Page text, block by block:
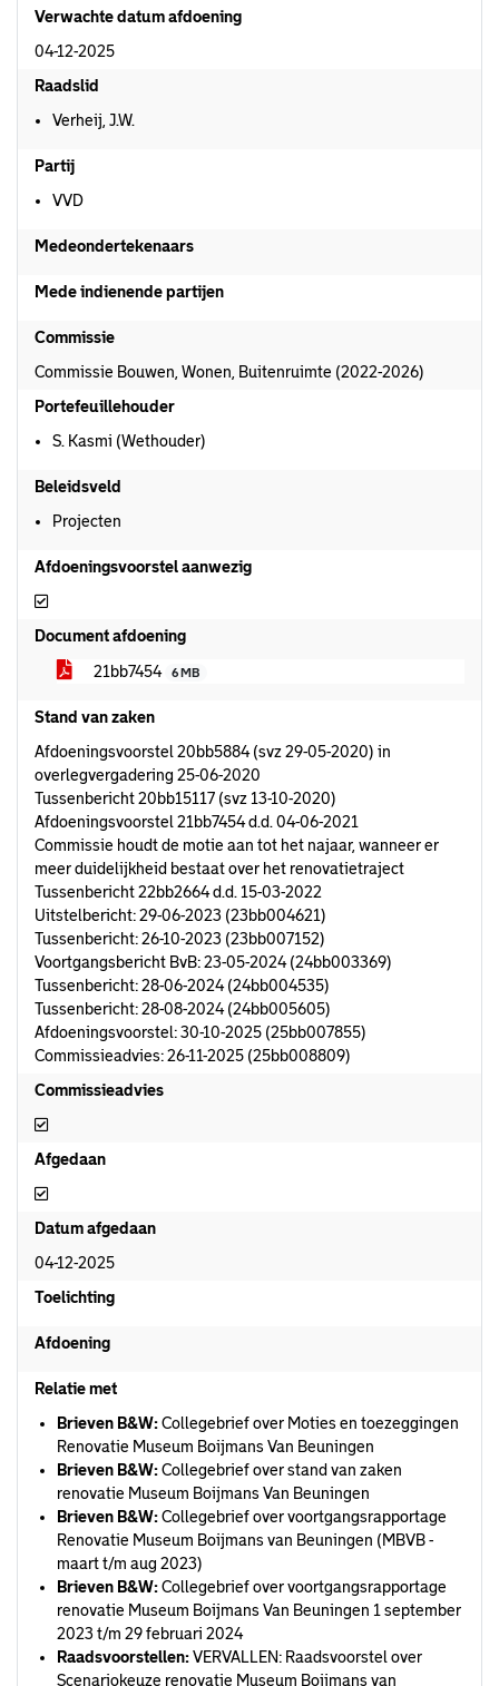
Verwachte datum afdoening
04-12-2025
Raadslid
Verheij, J.W.
Partij
VVD
Medeondertekenaars
Mede indienende partijen
Commissie
Commissie Bouwen, Wonen, Buitenruimte (2022-2026)
Portefeuillehouder
S. Kasmi (Wethouder)
Beleidsveld
Projecten
Afdoeningsvoorstel aanwezig
Afdoeningsvoorstel aanwezig
Document afdoening
21bb7454
6 MB
Stand van zaken
Afdoeningsvoorstel 20bb5884 (svz 29-05-2020) in
overlegvergadering 25-06-2020
Tussenbericht 20bb15117 (svz 13-10-2020)
Afdoeningsvoorstel 21bb7454 d.d. 04-06-2021
Commissie houdt de motie aan tot het najaar, wanneer er
meer duidelijkheid bestaat over het renovatietraject
Tussenbericht 22bb2664 d.d. 15-03-2022
Uitstelbericht: 29-06-2023 (23bb004621)
Tussenbericht: 26-10-2023 (23bb007152)
Voortgangsbericht BvB: 23-05-2024 (24bb003369)
Tussenbericht: 28-06-2024 (24bb004535)
Tussenbericht: 28-08-2024 (24bb005605)
Afdoeningsvoorstel: 30-10-2025 (25bb007855)
Commissieadvies: 26-11-2025 (25bb008809)
Commissieadvies
Commissieadvies
Afgedaan
Afgedaan
Datum afgedaan
04-12-2025
Toelichting
Afdoening
Relatie met
Brieven B&W:Collegebrief over Moties en toezeggingen
Renovatie Museum Boijmans Van Beuningen
Brieven B&W:Collegebrief over stand van zaken
renovatie Museum Boijmans Van Beuningen
Brieven B&W:Collegebrief over voortgangsrapportage
Renovatie Museum Boijmans van Beuningen (MBVB -
maart t/m aug 2023)
Brieven B&W:Collegebrief over voortgangsrapportage
renovatie Museum Boijmans Van Beuningen 1 september
2023 t/m 29 februari 2024
Raadsvoorstellen:VERVALLEN: Raadsvoorstel over
Scenariokeuze renovatie Museum Boijmans van